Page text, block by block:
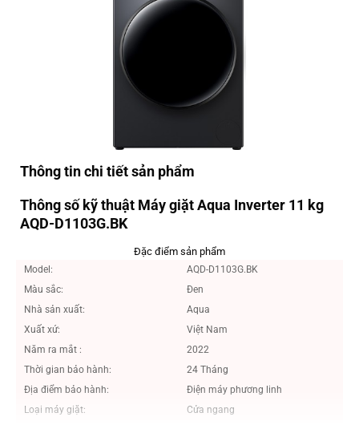
Thông tin chi tiết sản phẩm
Thông số kỹ thuật Máy giặt Aqua Inverter 11 kg
AQD-D1103G.BK
Đặc điểm sản phẩm
Model:
AQD-D1103G.BK
Màu sắc:
Đen
Nhà sản xuất:
Aqua
Xuất xứ:
Việt Nam
Năm ra mắt :
2022
Thời gian bảo hành:
24 Tháng
Địa điểm bảo hành:
Điện máy phương linh
Loại máy giặt:
Cửa ngang